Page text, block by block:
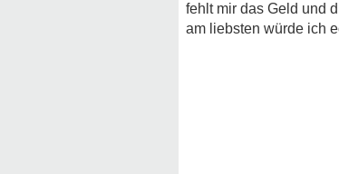
fehlt mir das Geld und
am liebsten würde ich